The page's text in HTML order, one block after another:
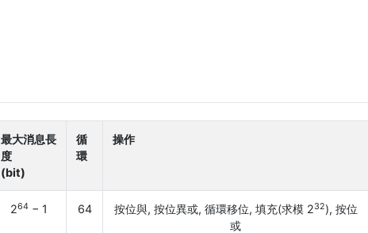
最大消息長
度
(bit)
循
環
操作
264− 1 64 按位與, 按位異或, 循環移位, 填充(求模 232), 按位
或